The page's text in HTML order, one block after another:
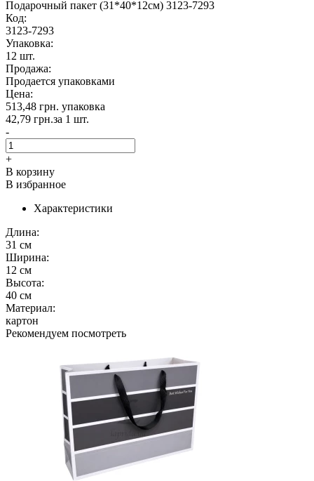
Подарочный пакет (31*40*12см) 3123-7293
Код:
3123-7293
Упаковка:
12 шт.
Продажа:
Продается упаковками
Цена:
513,48 грн. упаковка
42,79 грн.за 1 шт.
-
+
В корзину
В избранное
Характеристики
Длина:
31 см
Ширина:
12 см
Высота:
40 см
Материал:
картон
Рекомендуем посмотреть